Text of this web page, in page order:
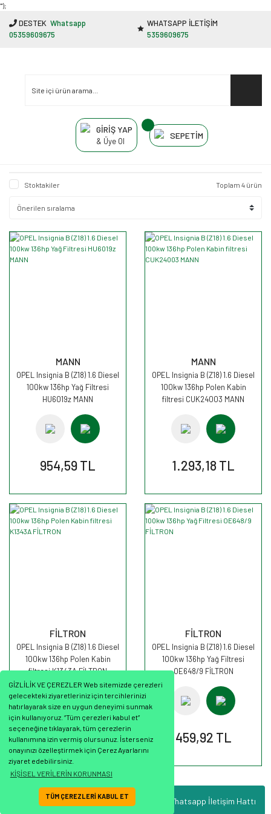
GİZLİLİK VE ÇEREZLER Web sitemizde çerezleri
gelecekteki ziyaretleriniz için tercihlerinizi
hatırlayarak size en uygun deneyimi sunmak
için kullanıyoruz. “Tüm çerezleri kabul et”
seçeneğine tıklayarak, tüm çerezlerin
kullanımına izin vermiş olursunuz. İsterseniz
onayınızı özelleştirmek için Çerez Ayarlarını
ziyaret edebilirsiniz.
KİŞİSEL VERİLERİN KORUNMASI
TÜM ÇEREZLERİ KABUL ET
"');
Whatsapp İletişim Hattı
DESTEK Whatsapp
05359609675
WHATSAPP İLETİŞİM
5359609675
GİRİŞ YAP
& Üye Ol
SEPETİM
Stoktakiler Toplam 4 ürün
MANN
OPEL Insignia B (Z18) 1.6 Diesel
100kw 136hp Yağ Filtresi
HU6019z MANN
954,59 TL
MANN
OPEL Insignia B (Z18) 1.6 Diesel
100kw 136hp Polen Kabin
filtresi CUK24003 MANN
1.293,18 TL
FİLTRON
OPEL Insignia B (Z18) 1.6 Diesel
100kw 136hp Polen Kabin
filtresi K1343A FİLTRON
548,86 TL
FİLTRON
OPEL Insignia B (Z18) 1.6 Diesel
100kw 136hp Yağ Filtresi
OE648/9 FİLTRON
459,92 TL